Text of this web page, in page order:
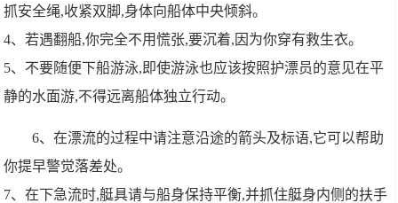
抓安全绳,收紧双脚,身体向船体中央倾斜。
4、若遇翻船,你完全不用慌张,要沉着,因为你穿有救生衣。
5、不要随便下船游泳,即使游泳也应该按照护漂员的意见在平
静的水面游,不得远离船体独立行动。
6、在漂流的过程中请注意沿途的箭头及标语,它可以帮助
你提早警觉落差处。
7、在下急流时,艇具请与船身保持平衡,并抓住艇身内侧的扶手